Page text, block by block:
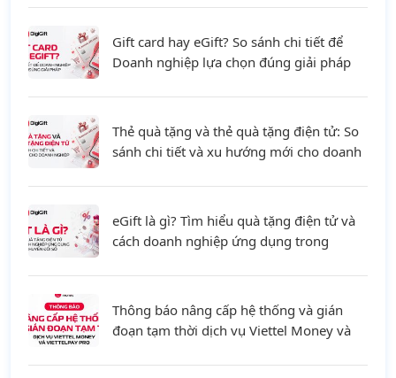
Gift card hay eGift? So sánh chi tiết để
Doanh nghiệp lựa chọn đúng giải pháp
Thẻ quà tặng và thẻ quà tặng điện tử: So
sánh chi tiết và xu hướng mới cho doanh
eGift là gì? Tìm hiểu quà tặng điện tử và
cách doanh nghiệp ứng dụng trong
Thông báo nâng cấp hệ thống và gián
đoạn tạm thời dịch vụ Viettel Money và